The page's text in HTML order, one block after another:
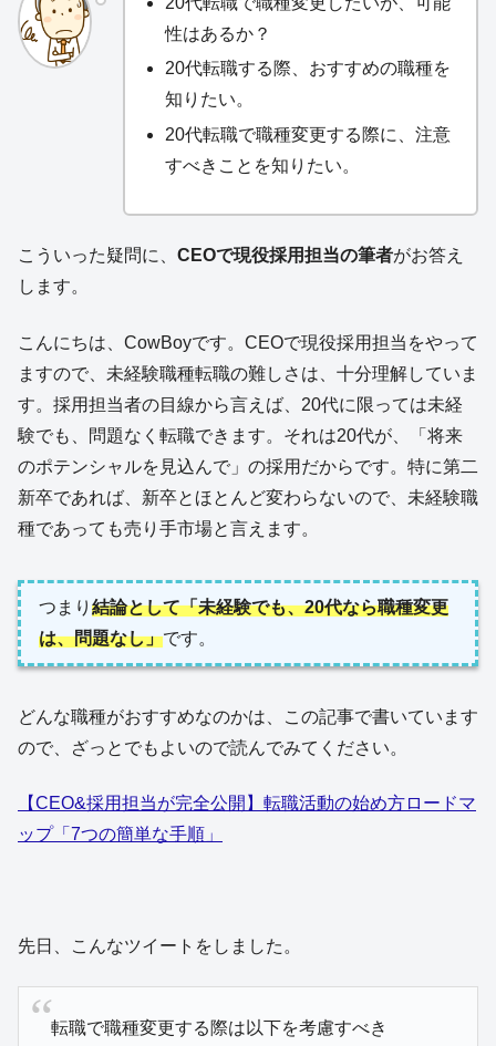
性はあるか？
20代転職する際、おすすめの職種を
知りたい。
20代転職で職種変更する際に、注意
すべきことを知りたい。
こういった疑問に、 CEOで現役採用担当の筆者がお答え
します。
こんにちは、CowBoyです。CEOで現役採用担当をやって
ますので、未経験職種転職の難しさは、十分理解していま
す。採用担当者の目線から言えば、20代に限っては未経
験でも、問題なく転職できます。それは20代が、「将来
のポテンシャルを見込んで」の採用だからです。特に第二
新卒であれば、新卒とほとんど変わらないので、未経験職
種であっても売り手市場と言えます。
つまり 結論として「未経験でも、20代なら職種変更
は、問題なし」です。
どんな職種がおすすめなのかは、この記事で書いています
ので、ざっとでもよいので読んでみてください。
【CEO&採用担当が完全公開】転職活動の始め方ロードマ
ップ「7つの簡単な手順」
先日、こんなツイートをしました。
転職で職種変更する際は以下を考慮すべき